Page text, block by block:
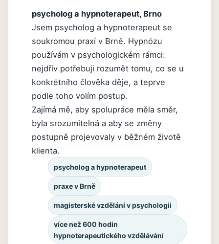
psycholog a hypnoterapeut, Brno
Jsem psycholog a hypnoterapeut se
soukromou praxí v Brně. Hypnózu
používám v psychologickém rámci:
nejdřív potřebuji rozumět tomu, co se u
konkrétního člověka děje, a teprve
podle toho volím postup.
Zajímá mě, aby spolupráce měla směr,
byla srozumitelná a aby se změny
postupně projevovaly v běžném životě
klienta.
psycholog a hypnoterapeut
praxe v Brně
magisterské vzdělání v psychologii
více než 600 hodin
hypnoterapeutického vzdělávání